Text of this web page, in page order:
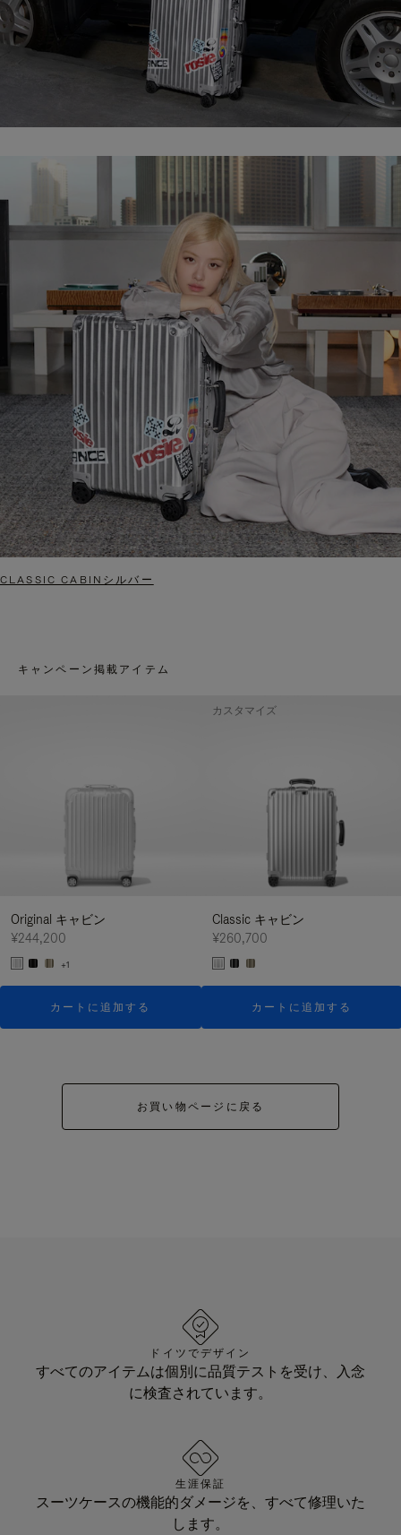
CLASSIC CABINシルバー
キャンペーン掲載アイテム
Original キャビン
¥244,200
+1
カートに追加する
Classic キャビン
¥260,700
カートに追加する
カスタマイズ
お買い物ページに戻る
ドイツでデザイン
すべてのアイテムは個別に品質テストを受け、入念
に検査されています。
生涯保証
スーツケースの機能的ダメージを、すべて修理いた
します。